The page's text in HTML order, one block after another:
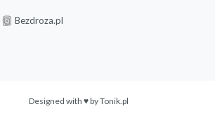
Bezdroza.pl
Designed with ♥ byTonik.pl